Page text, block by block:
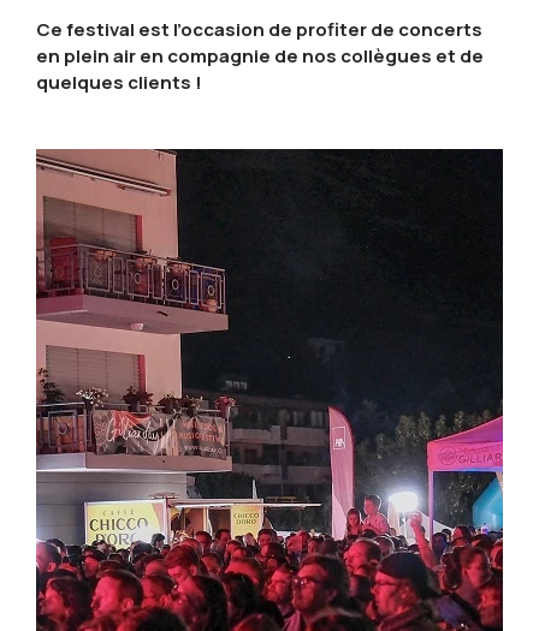
Ce festival est l’occasion de profiter de concerts
en plein air en compagnie de nos collègues et de
quelques clients !